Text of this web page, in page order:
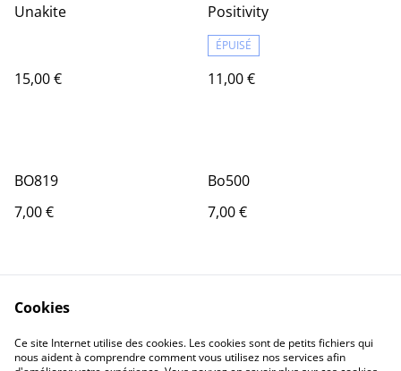
Unakite
15,00 €
Positivity
ÉPUISÉ
11,00 €
BO819
7,00 €
Bo500
7,00 €
Cookies
Ce site Internet utilise des cookies. Les cookies sont de petits fichiers qui
nous aident à comprendre comment vous utilisez nos services afin